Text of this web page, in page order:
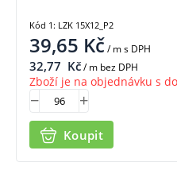
39,65 Kč/ ms DPH
32,77 Kč/ m bez DPH
Zboží je na objednávku s
Koupit
Kód 1: LZK 15X12_P2